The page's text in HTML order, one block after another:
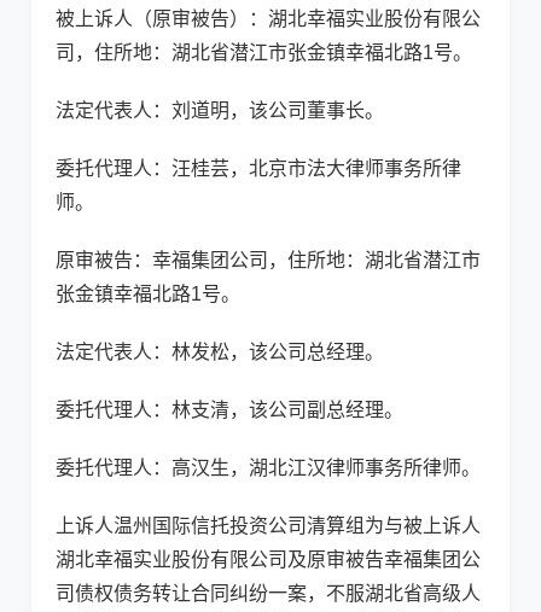
被上诉人（原审被告）：湖北幸福实业股份有限公
司，住所地：湖北省潜江市张金镇幸福北路1号。
法定代表人：刘道明，该公司董事长。
委托代理人：汪桂芸，北京市法大律师事务所律
师。
原审被告：幸福集团公司，住所地：湖北省潜江市
张金镇幸福北路1号。
法定代表人：林发松，该公司总经理。
委托代理人：林支清，该公司副总经理。
委托代理人：高汉生，湖北江汉律师事务所律师。
上诉人温州国际信托投资公司清算组为与被上诉人
湖北幸福实业股份有限公司及原审被告幸福集团公
司债权债务转让合同纠纷一案，不服湖北省高级人